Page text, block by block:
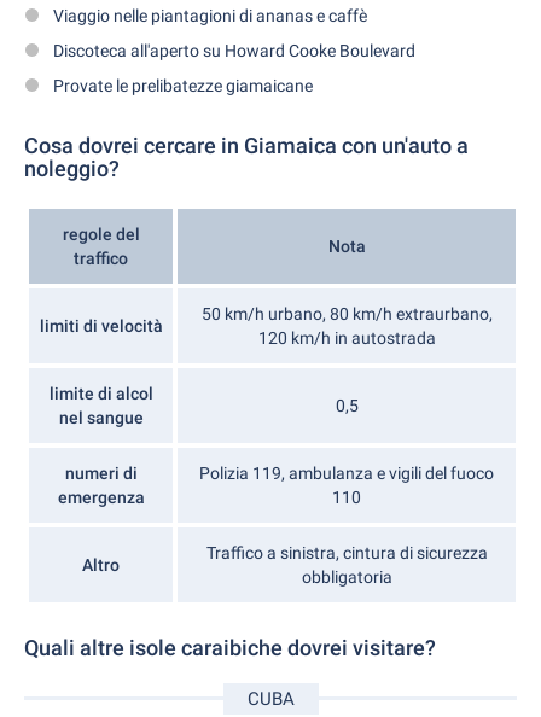
Viaggio nelle piantagioni di ananas e caffè
Discoteca all'aperto su Howard Cooke Boulevard
Provate le prelibatezze giamaicane
Cosa dovrei cercare in Giamaica con un'auto a
noleggio?
regole del
traffico
Nota
limiti di velocità
50 km/h urbano, 80 km/h extraurbano,
120 km/h in autostrada
limite di alcol
nel sangue
0,5
numeri di
emergenza
Polizia 119, ambulanza e vigili del fuoco
110
Altro
Traffico a sinistra, cintura di sicurezza
obbligatoria
Quali altre isole caraibiche dovrei visitare?
CUBA